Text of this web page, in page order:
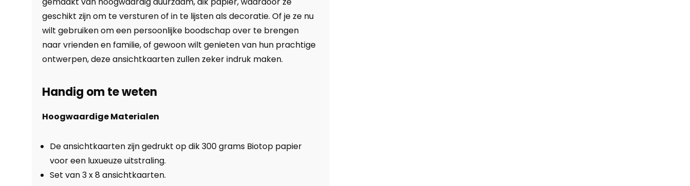
geschikt zijn om te versturen of in te lijsten als decoratie. Of je ze nu
wilt gebruiken om een persoonlijke boodschap over te brengen
naar vrienden en familie, of gewoon wilt genieten van hun prachtige
ontwerpen, deze ansichtkaarten zullen zeker indruk maken.
Handig om te weten
Hoogwaardige Materialen
De ansichtkaarten zijn gedrukt op dik 300 grams Biotop papier
voor een luxueuze uitstraling.
Set van 3 x 8 ansichtkaarten.